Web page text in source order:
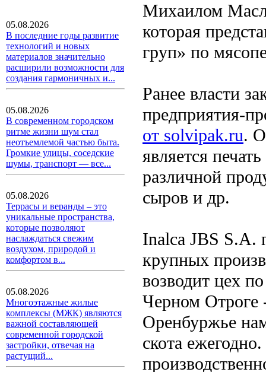
05.08.2026
В последние годы развитие
технологий и новых
материалов значительно
расширили возможности для
создания гармоничных и...
05.08.2026
В современном городском
ритме жизни шум стал
неотъемлемой частью быта.
Громкие улицы, соседские
шумы, транспорт — все...
05.08.2026
Террасы и веранды – это
уникальные пространства,
которые позволяют
наслаждаться свежим
воздухом, природой и
комфортом в...
05.08.2026
Многоэтажные жилые
комплексы (МЖК) являются
важной составляющей
современной городской
застройки, отвечая на
растущий...
Михаилом
которая
груп» по
Ранее власти
предприятия-
от solvipak.ru.
является
различной
сыров и др.
Inalca JBS S.A.
крупных
возводит цех
Черном Отроге
Оренбуржье
скота